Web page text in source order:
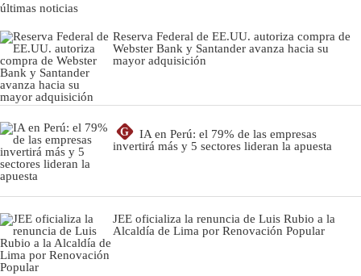
últimas noticias
Reserva Federal de EE.UU. autoriza compra de
Webster Bank y Santander avanza hacia su
mayor adquisición
G
IA en Perú: el 79% de las empresas
invertirá más y 5 sectores lideran la apuesta
JEE oficializa la renuncia de Luis Rubio a la
Alcaldía de Lima por Renovación Popular